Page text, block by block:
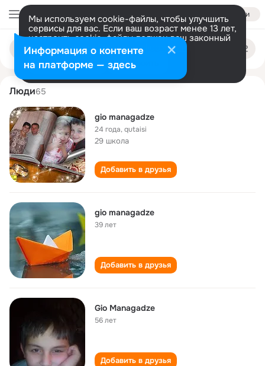
Войти
Мы используем cookie-файлы, чтобы улучшить
сервисы для вас. Если ваш возраст менее 13 лет,
настроить cookie-файлы должен ваш законный
представитель. Больше информации
Разрешить все Настроить
Поиск
людям
gio managadze
Люди65
gio managadze
24 года,qutaisi
29 школа
Добавить в друзья
gio managadze
39 лет
Добавить в друзья
Gio Managadze
56 лет
Добавить в друзья
Информация о контенте
на платформе — здесь